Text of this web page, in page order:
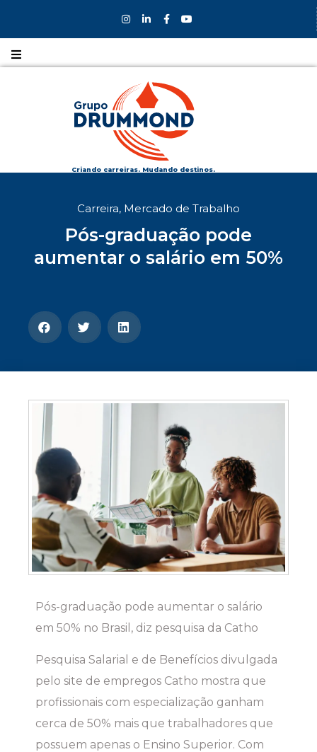
Bolsas e
CONOSCO
Criando carreiras. Mudando destinos.
Carreira, Mercado de Trabalho
Pós-graduação pode
aumentar o salário em 50%
Pós-graduação pode aumentar o salário
em 50% no Brasil, diz pesquisa da Catho
Pesquisa Salarial e de Benefícios divulgada
pelo site de empregos Catho mostra que
profissionais com especialização ganham
cerca de 50% mais que trabalhadores que
possuem apenas o Ensino Superior. Com